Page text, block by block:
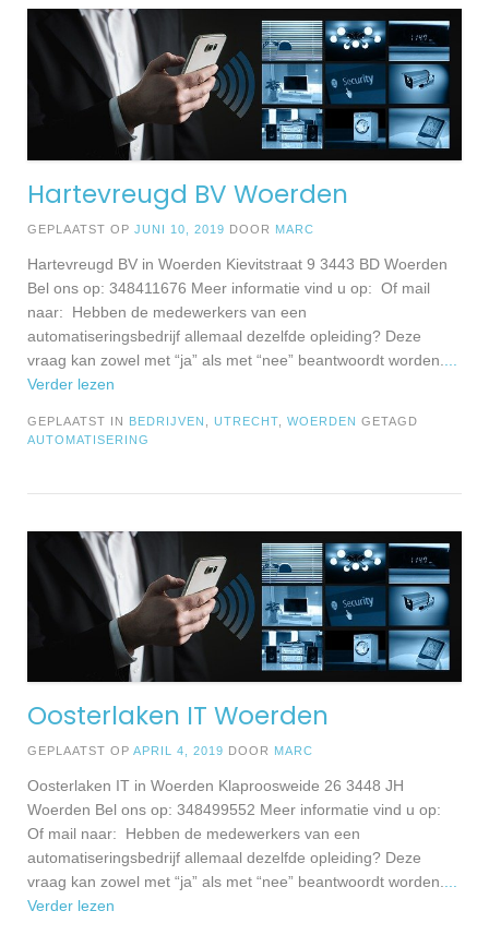
Hartevreugd BV Woerden
GEPLAATST OP JUNI 10, 2019 DOOR MARC
Hartevreugd BV in Woerden Kievitstraat 9 3443 BD Woerden
Bel ons op: 348411676 Meer informatie vind u op: Of mail
naar: Hebben de medewerkers van een
automatiseringsbedrijf allemaal dezelfde opleiding? Deze
vraag kan zowel met “ja” als met “nee” beantwoordt worden.
Verder lezen
GEPLAATST IN BEDRIJVEN UTRECHT WOERDEN GETAGD
AUTOMATISERING
Oosterlaken IT Woerden
GEPLAATST OP APRIL 4, 2019 DOOR MARC
Oosterlaken IT in Woerden Klaproosweide 26 3448 JH
Woerden Bel ons op: 348499552 Meer informatie vind u op:
Of mail naar: Hebben de medewerkers van een
automatiseringsbedrijf allemaal dezelfde opleiding? Deze
vraag kan zowel met “ja” als met “nee” beantwoordt worden....
Verder lezen